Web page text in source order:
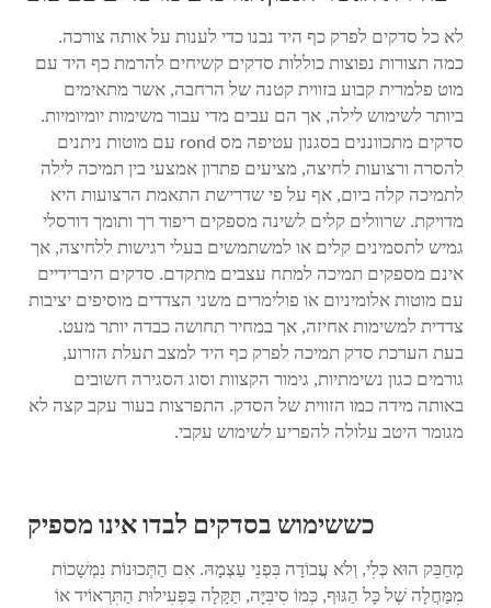
לא כל סדקים לפרק כף היד נבנו כדי לענות על אותה צורכה.
כמה תצורות נפוצות כוללות סדקים קשיחים להרמת כף היד עם
מוט פלמרית קבוע בזווית קטנה של הרחבה, אשר מתאימים
ביותר לשימוש לילה, אך הם עבים מדי עבור משימות יומיומיות.
סדקים מתכווננים בסגנון עטיפה מס rond עם מוטות ניתנים
להסרה ורצועות לחיצה, מציעים פתרון אמצעי בין תמיכה לילה
לתמיכה קלה ביום, אף על פי שדרישת התאמת הרצועות היא
מדויקת. שרוולים קלים לשינה מספקים ריפוד רך ותומך דורסלי
גמיש לתסמינים קלים או למשתמשים בעלי רגישות ללחיצה, אך
אינם מספקים תמיכה למתח עצבים מתקדם. סדקים היברידיים
עם מוטות אלומיניום או פולימרים משני הצדדים מוסיפים יציבות
צדדית למשימות אחיזה, אך במחיר תחושה כבדה יותר מעט.
בעת הערכת סדק תמיכה לפרק כף היד למצב תעלת הזרוע,
גורמים כגון נשימתיות, גימור הקצוות וסוג הסגירה חשובים
באותה מידה כמו הזווית של הסדק. התפרצות בעור עקב קצה לא
מגומר היטב עלולה להפריע לשימוש עקבי.
כששימוש בסדקים לבדו אינו מספיק
מְחַבֵּק הוּא כְּלִי, וְלֹא עֲבוֹדָה בִּפְנֵי עַצְמָהּ. אִם הַתְּכוּנוֹת נִמְשָׁכוֹת
מִמַּחֲלָה שֶׁל כָּל הַגּוּף, כְּמוֹ סִיבִּיָּה, תַּקָּלָה בַּפְּעִילוּת הַתִּרְאוֹיד אוֹ